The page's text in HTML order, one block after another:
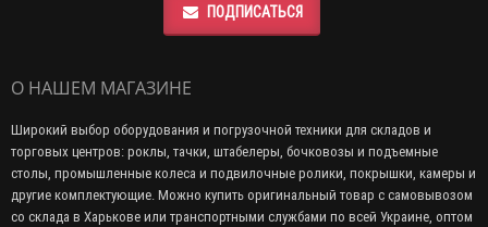
ПОДПИСАТЬСЯ
О НАШЕМ МАГАЗИНЕ
Широкий выбор оборудования и погрузочной техники для складов и
торговых центров: роклы, тачки, штабелеры, бочковозы и подъемные
столы, промышленные колеса и подвилочные ролики, покрышки, камеры и
другие комплектующие. Можно купить оригинальный товар с самовывозом
со склада в Харькове или транспортными службами по всей Украине, оптом